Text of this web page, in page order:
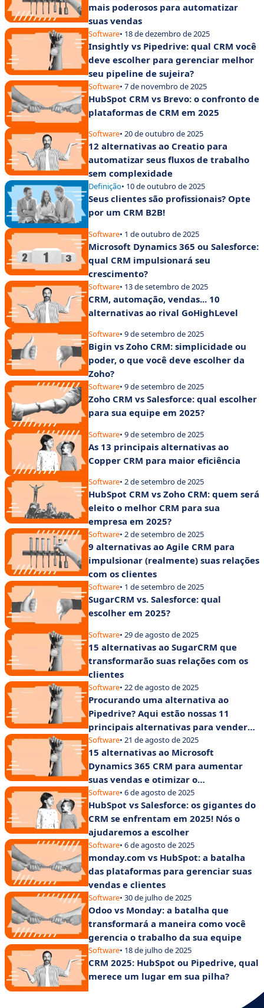
mais poderosos para automatizar
suas vendas
Software• 18 de dezembro de 2025
Insightly vs Pipedrive: qual CRM você
deve escolher para gerenciar melhor
seu pipeline de sujeira?
Software• 7 de novembro de 2025
HubSpot CRM vs Brevo: o confronto de
plataformas de CRM em 2025
Software• 20 de outubro de 2025
12 alternativas ao Creatio para
automatizar seus fluxos de trabalho
sem complexidade
Definição• 10 de outubro de 2025
Seus clientes são profissionais? Opte
por um CRM B2B!
Software• 1 de outubro de 2025
Microsoft Dynamics 365 ou Salesforce:
qual CRM impulsionará seu
crescimento?
Software• 13 de setembro de 2025
CRM, automação, vendas... 10
alternativas ao rival GoHighLevel
Software• 9 de setembro de 2025
Bigin vs Zoho CRM: simplicidade ou
poder, o que você deve escolher da
Zoho?
Software• 9 de setembro de 2025
Zoho CRM vs Salesforce: qual escolher
para sua equipe em 2025?
Software• 9 de setembro de 2025
As 13 principais alternativas ao
Copper CRM para maior eficiência
Software• 2 de setembro de 2025
HubSpot CRM vs Zoho CRM: quem será
eleito o melhor CRM para sua
empresa em 2025?
Software• 2 de setembro de 2025
9 alternativas ao Agile CRM para
impulsionar (realmente) suas relações
com os clientes
Software• 1 de setembro de 2025
SugarCRM vs. Salesforce: qual
escolher em 2025?
Software• 29 de agosto de 2025
15 alternativas ao SugarCRM que
transformarão suas relações com os
clientes
Software• 22 de agosto de 2025
Procurando uma alternativa ao
Pipedrive? Aqui estão nossas 11
principais alternativas para vender
rápido e bem
Software• 21 de agosto de 2025
15 alternativas ao Microsoft
Dynamics 365 CRM para aumentar
suas vendas e otimizar o
gerenciamento de clientes
Software• 6 de agosto de 2025
HubSpot vs Salesforce: os gigantes do
CRM se enfrentam em 2025! Nós o
ajudaremos a escolher
Software• 6 de agosto de 2025
monday.com vs HubSpot: a batalha
das plataformas para gerenciar suas
vendas e clientes
Software• 30 de julho de 2025
Odoo vs Monday: a batalha que
transformará a maneira como você
gerencia o trabalho da sua equipe
Software• 18 de julho de 2025
CRM 2025: HubSpot ou Pipedrive, qual
merece um lugar em sua pilha?